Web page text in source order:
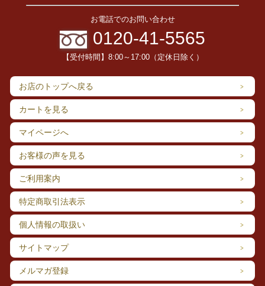
た、お湯で服用するとほんのりとした苦味・芳香・清涼感が口の中に広
がり、穏やかに症状を和らげてくれます。
【効能・効果】
溜飲（胃の調子が悪く酸性のげっぷや胸やけがすること）、悪心嘔
気あたり
お電話でのお問い合わせ
0120-41-5565
【受付時間】8:00～17:00（定休日除く）
お店のトップへ戻る
カートを見る
マイページへ
お客様の声を見る
ご利用案内
特定商取引法表示
個人情報の取扱い
サイトマップ
メルマガ登録